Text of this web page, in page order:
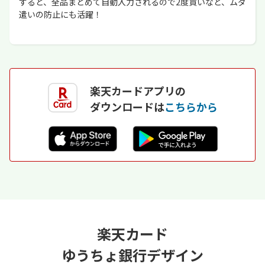
遣いの防止にも活躍！
楽天カードアプリの
ダウンロードはこちらから
楽天カード
ゆうちょ銀行デザイン